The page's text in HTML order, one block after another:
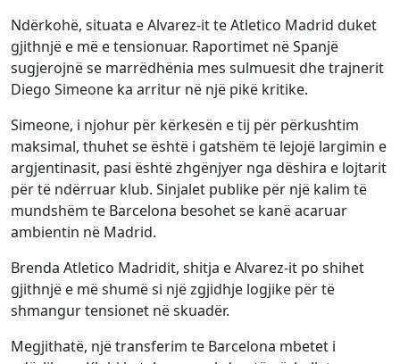
Ndërkohë, situata e Alvarez-it te Atletico Madrid duket
gjithnjë e më e tensionuar. Raportimet në Spanjë
sugjerojnë se marrëdhënia mes sulmuesit dhe trajnerit
Diego Simeone ka arritur në një pikë kritike.
Simeone, i njohur për kërkesën e tij për përkushtim
maksimal, thuhet se është i gatshëm të lejojë largimin e
argjentinasit, pasi është zhgënjyer nga dëshira e lojtarit
për të ndërruar klub. Sinjalet publike për një kalim të
mundshëm te Barcelona besohet se kanë acaruar
ambientin në Madrid.
Brenda Atletico Madridit, shitja e Alvarez-it po shihet
gjithnjë e më shumë si një zgjidhje logjike për të
shmangur tensionet në skuadër.
Megjithatë, një transferim te Barcelona mbetet i